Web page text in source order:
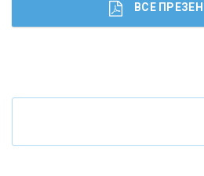
Что будет с наличными
ВСЕ